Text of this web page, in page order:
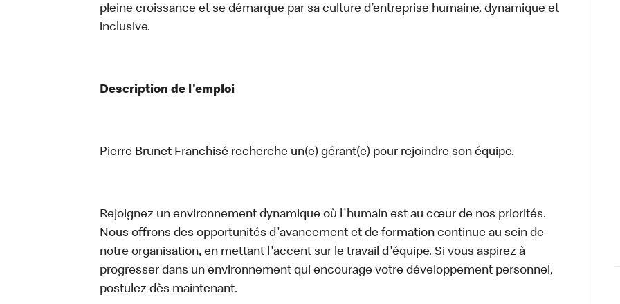
pleine croissance et se démarque par sa culture d’entreprise humaine, dynamique et
inclusive.
Description de l'emploi
Pierre Brunet Franchisé recherche un(e) gérant(e) pour rejoindre son équipe.
Rejoignez un environnement dynamique où l'humain est au cœur de nos priorités.
Nous offrons des opportunités d'avancement et de formation continue au sein de
notre organisation, en mettant l'accent sur le travail d'équipe. Si vous aspirez à
progresser dans un environnement qui encourage votre développement personnel,
postulez dès maintenant.